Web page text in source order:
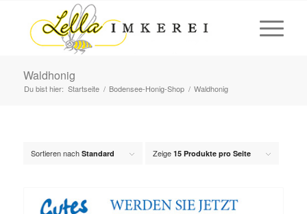
Waldhonig
Du bist hier: Startseite / Bodensee-Honig-Shop / Waldhonig
Sortieren nach Standard Zeige 15 Produkte pro Seite